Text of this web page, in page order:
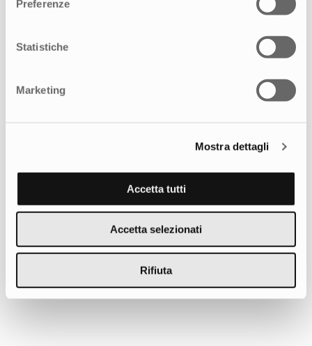
Preferenze
Statistiche
Marketing
Mostra dettagli
Accetta tutti
Accetta selezionati
Rifiuta